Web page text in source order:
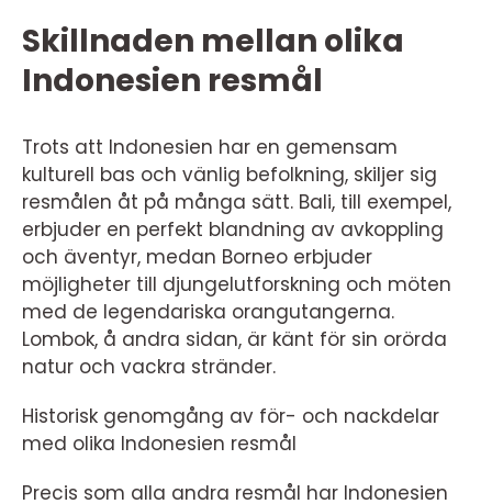
Skillnaden mellan olika
Indonesien resmål
Trots att Indonesien har en gemensam
kulturell bas och vänlig befolkning, skiljer sig
resmålen åt på många sätt. Bali, till exempel,
erbjuder en perfekt blandning av avkoppling
och äventyr, medan Borneo erbjuder
möjligheter till djungelutforskning och möten
med de legendariska orangutangerna.
Lombok, å andra sidan, är känt för sin orörda
natur och vackra stränder.
Historisk genomgång av för- och nackdelar
med olika Indonesien resmål
Precis som alla andra resmål har Indonesien